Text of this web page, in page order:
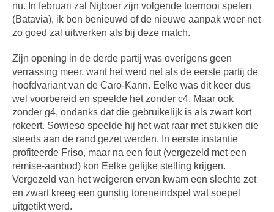
nu. In februari zal Nijboer zijn volgende toernooi spelen
(Batavia), ik ben benieuwd of de nieuwe aanpak weer net
zo goed zal uitwerken als bij deze match.
Zijn opening in de derde partij was overigens geen
verrassing meer, want het werd net als de eerste partij de
hoofdvariant van de Caro-Kann. Eelke was dit keer dus
wel voorbereid en speelde het zonder c4. Maar ook
zonder g4, ondanks dat die gebruikelijk is als zwart kort
rokeert. Sowieso speelde hij het wat raar met stukken die
steeds aan de rand gezet werden. In eerste instantie
profiteerde Friso, maar na een fout (vergezeld met een
remise-aanbod) kon Eelke gelijke stelling krijgen.
Vergezeld van het weigeren ervan kwam een slechte zet
en zwart kreeg een gunstig toreneindspel wat soepel
uitgetikt werd.